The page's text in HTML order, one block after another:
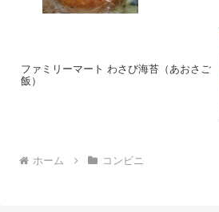
ファミリーマート わさび海苔（あおさご
飯）
ホーム コンビニ